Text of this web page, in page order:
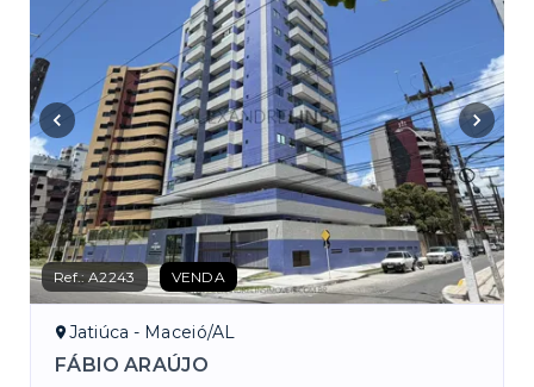
Ref.:A2243 VENDA
Jatiúca - Maceió/AL
FÁBIO ARAÚJO